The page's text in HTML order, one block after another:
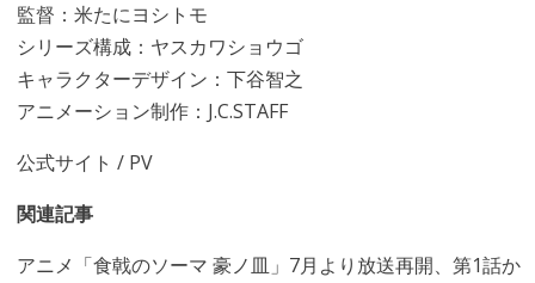
監督：米たにヨシトモ
シリーズ構成：ヤスカワショウゴ
キャラクターデザイン：下谷智之
アニメーション制作：J.C.STAFF
公式サイト / PV
関連記事
アニメ「食戟のソーマ 豪ノ皿」7月より放送再開、第1話か